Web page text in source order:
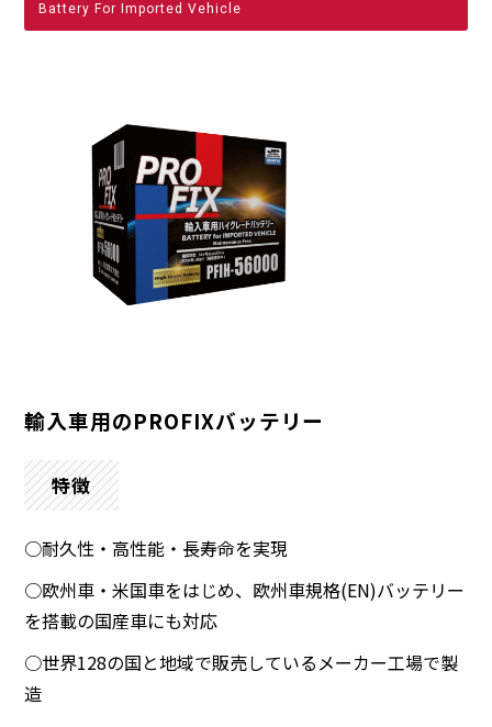
Battery For Imported Vehicle
輸入車用のPROFIXバッテリー
特徴
○耐久性・高性能・長寿命を実現
○欧州車・米国車をはじめ、欧州車規格(EN)バッテリー
を搭載の国産車にも対応
○世界128の国と地域で販売しているメーカー工場で製
造